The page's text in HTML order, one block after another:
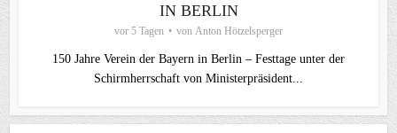
IN BERLIN
vor 5 Tagen von Anton Hötzelsperger
150 Jahre Verein der Bayern in Berlin – Festtage unter der
Schirmherrschaft von Ministerpräsident...